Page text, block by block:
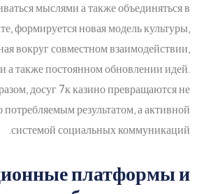
мыслями а также объединяться в
формируется новая модель культуры,
вокруг совместном взаимодействии,
а также постоянном обновлении идей.
досуг 7к казино превращаются не
результатом, а активной
системой социальных коммуникаций.
платформы и